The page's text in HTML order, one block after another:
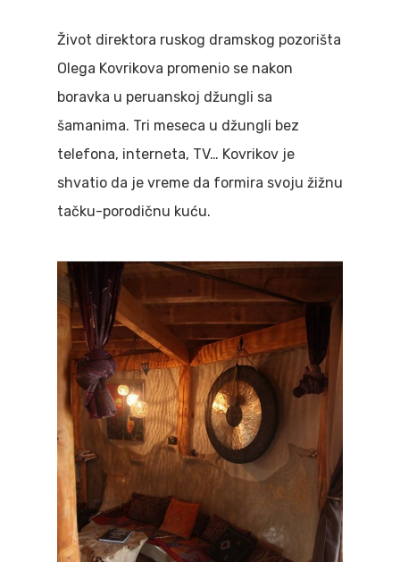
Život direktora ruskog dramskog pozorišta
Olega Kovrikova promenio se nakon
boravka u peruanskoj džungli sa
šamanima. Tri meseca u džungli bez
telefona, interneta, TV… Kovrikov je
shvatio da je vreme da formira svoju žižnu
tačku-porodičnu kuću.